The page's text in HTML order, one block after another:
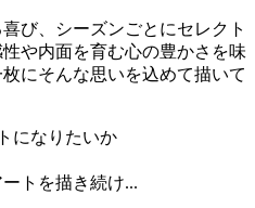
び、シーズンごとにセレクト
や内面を育む心の豊かさを味
にそんな思いを込めて描いて
になりたいか
トを描き続け...